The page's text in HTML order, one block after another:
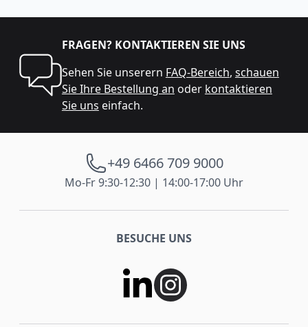
FRAGEN? KONTAKTIEREN SIE UNS
Sehen Sie unserern FAQ-Bereich, schauen
Sie Ihre Bestellung an oder kontaktieren
Sie uns einfach.
+49 6466 709 9000
Mo-Fr 9:30-12:30 | 14:00-17:00 Uhr
BESUCHE UNS